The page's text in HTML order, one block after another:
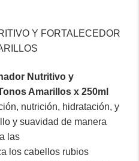
Y FORTALECEDOR
Nutritivo y
Amarillos x 250ml
nutrición, hidratación, y
y suavidad de manera
las
los cabellos rubios